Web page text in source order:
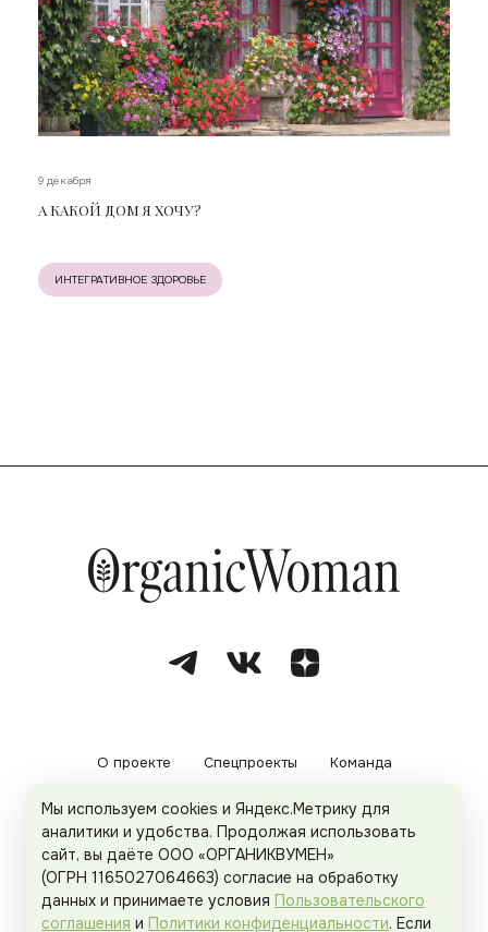
9 декабря
А КАКОЙ ДОМ Я ХОЧУ?
ИНТЕГРАТИВНОЕ ЗДОРОВЬЕ
О проекте Спецпроекты Команда
Рекламодателям Политика конфиденциальности
Пользовательское соглашение
Мы используем cookies и Яндекс.Метрику для
аналитики и удобства. Продолжая использовать
сайт, вы даёте ООО «ОРГАНИКВУМЕН»
(ОГРН 1165027064663) согласие на обработку
данных и принимаете условия Пользовательского
соглашения и Политики конфиденциальности. Если